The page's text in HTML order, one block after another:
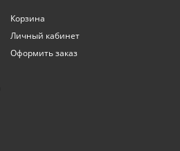
Корзина
Личный кабинет
Оформить заказ